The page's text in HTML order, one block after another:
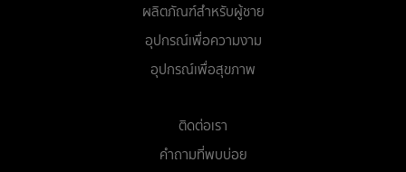
ผลิตภัณฑ์สำหรับผู้ชาย
อุปกรณ์เพื่อความงาม
อุปกรณ์เพื่อสุขภาพ
ติดต่อเรา
คำถามที่พบบ่อย